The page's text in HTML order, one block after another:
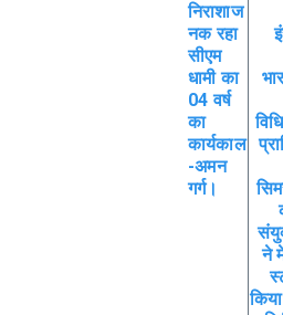
निराशाज
नक रहा
सीएम
धामी का
04 वर्ष
का
कार्यकाल
-अमन
गर्ग।
ने